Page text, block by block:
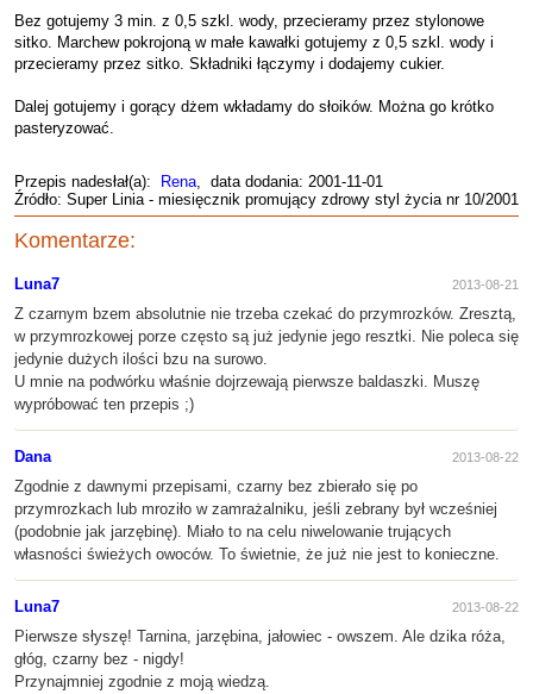
Bez gotujemy 3 min. z 0,5 szkl. wody, przecieramy przez stylonowe
sitko. Marchew pokrojoną w małe kawałki gotujemy z 0,5 szkl. wody i
przecieramy przez sitko. Składniki łączymy i dodajemy cukier.
Dalej gotujemy i gorący dżem wkładamy do słoików. Można go krótko
pasteryzować.
Przepis nadesłał(a): Rena, data dodania: 2001-11-01
Źródło: Super Linia - miesięcznik promujący zdrowy styl życia nr 10/2001
Komentarze:
Luna7 2013-08-21
Z czarnym bzem absolutnie nie trzeba czekać do przymrozków. Zresztą,
w przymrozkowej porze często są już jedynie jego resztki. Nie poleca się
jedynie dużych ilości bzu na surowo.
U mnie na podwórku właśnie dojrzewają pierwsze baldaszki. Muszę
wypróbować ten przepis ;)
Dana 2013-08-22
Zgodnie z dawnymi przepisami, czarny bez zbierało się po
przymrozkach lub mroziło w zamrażalniku, jeśli zebrany był wcześniej
(podobnie jak jarzębinę). Miało to na celu niwelowanie trujących
własności świeżych owoców. To świetnie, że już nie jest to konieczne.
Luna7 2013-08-22
Pierwsze słyszę! Tarnina, jarzębina, jałowiec - owszem. Ale dzika róża,
głóg, czarny bez - nigdy!
Przynajmniej zgodnie z moją wiedzą.